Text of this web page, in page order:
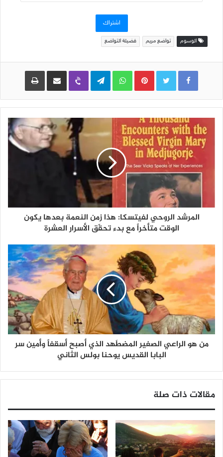
البريد
اشتراك
الوسوم تواضع مريم فضيلة التواضع
Pinterest
WhatsApp
Telegram
Viber مشاركة عبر البريد طباعة
المرشد الروحي لفيتسكا: هذا زمن النعمة بعدها يكون
الوقت متأخراً مع بدء تحقّق الأسرار العشرة
من هو الراعي الصغير المضطَهد الذي أصبح أسقفاً وأمين سر
البابا القديس يوحنا بولس الثاني
مقالات ذات صلة